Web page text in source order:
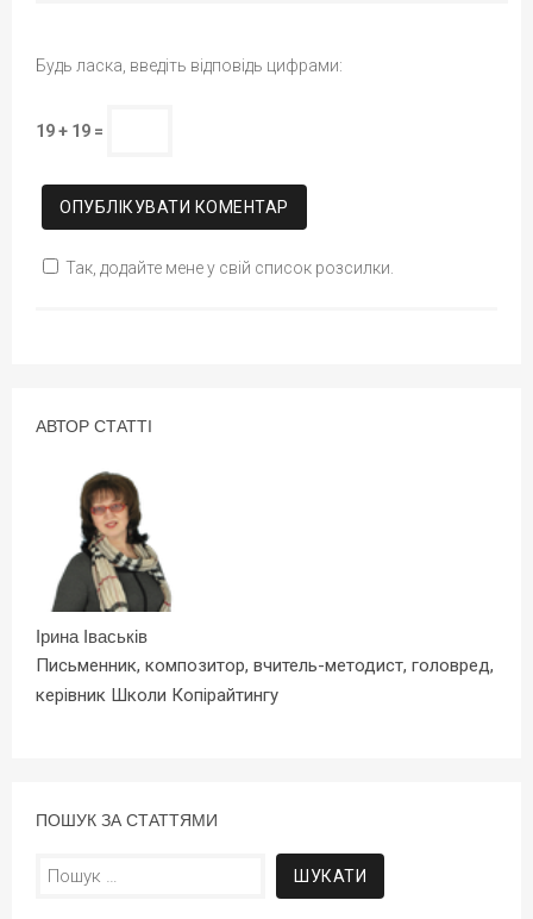
Будь ласка, введіть відповідь цифрами:
19 + 19 =
Так, додайте мене у свій список розсилки.
АВТОР СТАТТІ
Ірина Іваськів
Письменник, композитор, вчитель-методист, головред,
керівник Школи Копірайтингу
ПОШУК ЗА СТАТТЯМИ
Пошук: